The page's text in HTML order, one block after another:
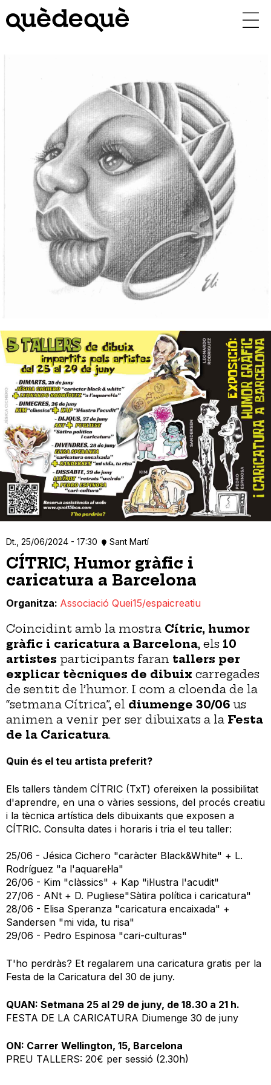
contingut
Dt., 25/06/2024 - 17:30 Sant Martí
CÍTRIC, Humor gràfic i
caricatura a Barcelona
Organitza Associació Quei15/espaicreatiu
Coincidint amb la mostra Cítric, humor
gràfic i caricatura a Barcelona, els 10
artistes participants faran tallers per
explicar tècniques de dibuix carregades
de sentit de l’humor. I com a cloenda de la
“setmana Cítrica”, el diumenge 30/06 us
animen a venir per ser dibuixats a la Festa
de la Caricatura.
Quin és el teu artista preferit?
Els tallers tàndem CÍTRIC (TxT) ofereixen la possibilitat
d'aprendre, en una o vàries sessions, del procés creatiu
i la tècnica artística dels dibuixants que exposen a
CÍTRIC. Consulta dates i horaris i tria el teu taller:
25/06 - Jésica Cichero "caràcter Black&White" + L.
Rodríguez "a l'aquarel·la"
26/06 - Kim "clàssics" + Kap "il·lustra l'acudit"
27/06 - ANt + D. Pugliese"Sàtira política i caricatura"
28/06 - Elisa Speranza "caricatura encaixada" +
Sandersen "mi vida, tu risa"
29/06 - Pedro Espinosa "cari-culturas"
T'ho perdràs? Et regalarem una caricatura gratis per la
Festa de la Caricatura del 30 de juny.
QUAN: Setmana 25 al 29 de juny, de 18.30 a 21 h.
FESTA DE LA CARICATURA Diumenge 30 de juny
ON: Carrer Wellington, 15, Barcelona
PREU TALLERS: 20€ per sessió (2.30h)